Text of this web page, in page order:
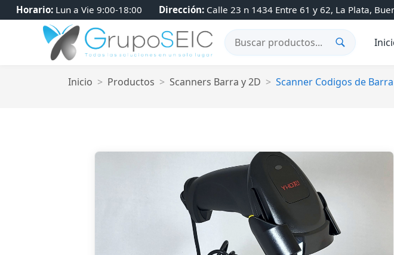
Horario:Lun a Vie 9:00-18:00 Dirección:Calle 23 n 1434 Entre 61 y 62, La Plata,
Inicio Productos Scanners Barra y 2D Scanner Codigos de